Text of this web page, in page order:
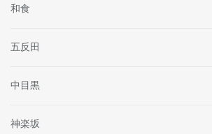
和食
五反田
中目黒
神楽坂